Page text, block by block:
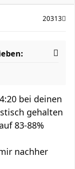
20313
bei deinen
gehalten
83-88%
nachher